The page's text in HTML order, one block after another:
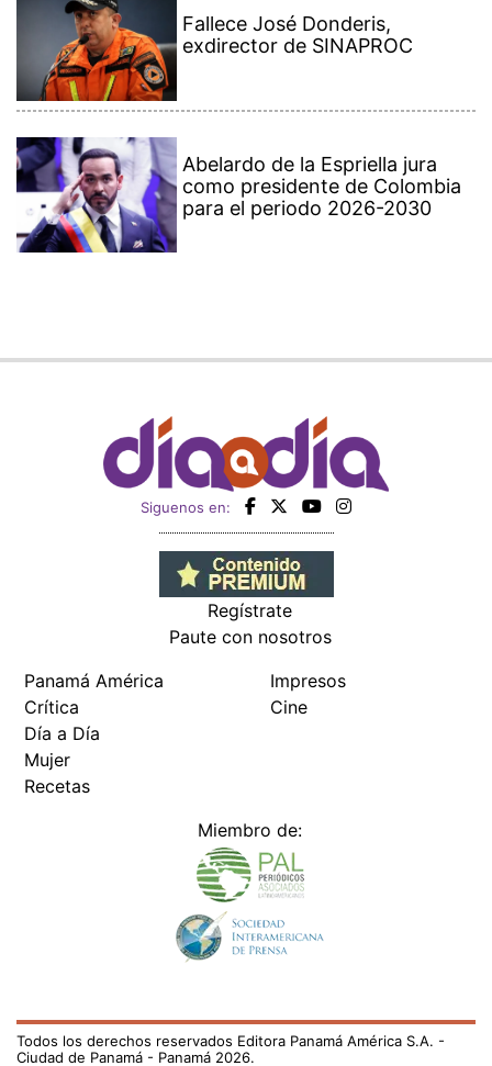
Fallece José Donderis,
exdirector de SINAPROC
Abelardo de la Espriella jura
como presidente de Colombia
para el periodo 2026-2030
Siguenos en:
Regístrate
Paute con nosotros
Panamá América
Crítica
Día a Día
Mujer
Recetas
Impresos
Cine
Miembro de:
Todos los derechos reservados Editora Panamá América S.A. -
Ciudad de Panamá - Panamá 2026.